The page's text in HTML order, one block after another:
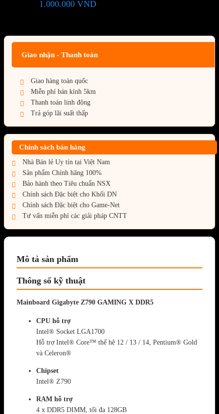
1.000.000 VND
Giao nhận - Thanh toán
Giao hàng toàn quốc
Miễn phí bán kính 5km
Thanh toán linh động
Trả góp lãi suất thấp
Chính sách bán hàng
Nhà Bán lẻ Uy tín tại Việt Nam
Sản phẩm Chính hãng 100%
Bảo hành theo Tiêu chuẩn NSX
Chính sách Đặc biệt cho Khối DN
Chính sách Đặc biệt cho Game-Net
Tư vấn miễn phí các giải pháp CNTT
Mô tả sản phẩm
Thông số kỹ thuật
Mainboard Gigabyte Z790 GAMING X DDR5
CPU hỗ trợ
Intel® Socket LGA1700
Hỗ trợ Intel® Core™ thế hệ 12 / 13 / 14, Pentium® Gold
và Celeron®
Chipset
Intel® Z790
RAM hỗ trợ
4 x DDR5 DIMM, tối đa 128GB